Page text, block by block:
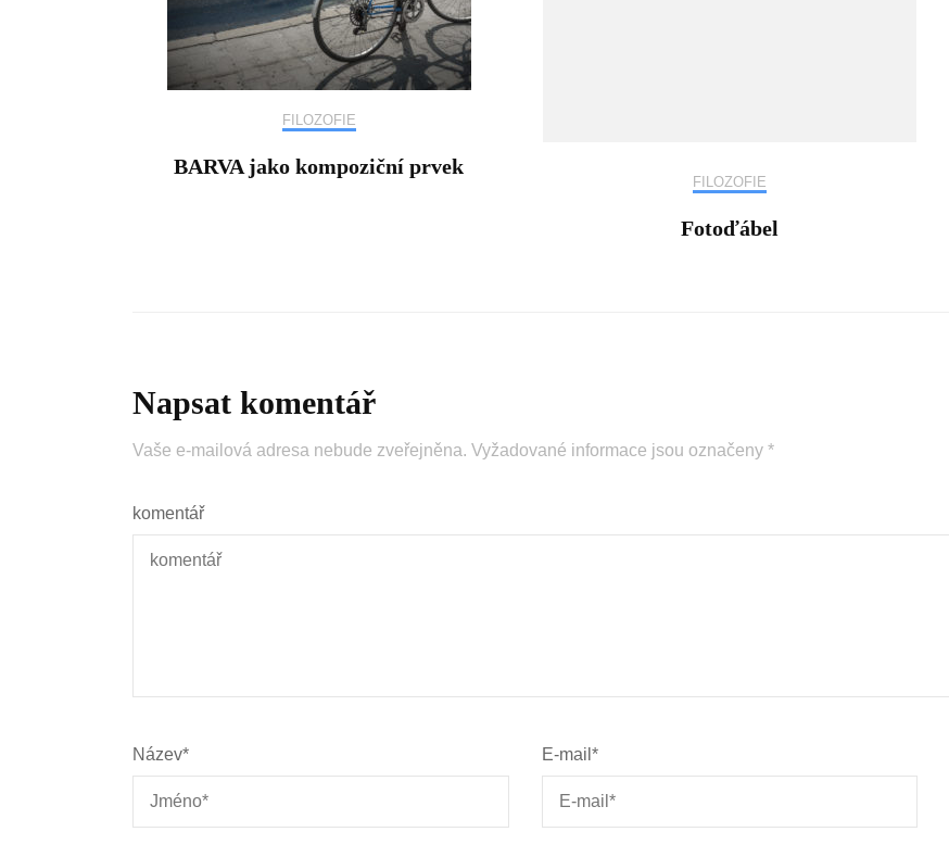
FILOZOFIE
BARVA jako kompoziční prvek
FILOZOFIE
Fotoďábel
Napsat komentář
Vaše e-mailová adresa nebude zveřejněna. Vyžadované informace jsou označeny *
komentář
Název* E-mail *